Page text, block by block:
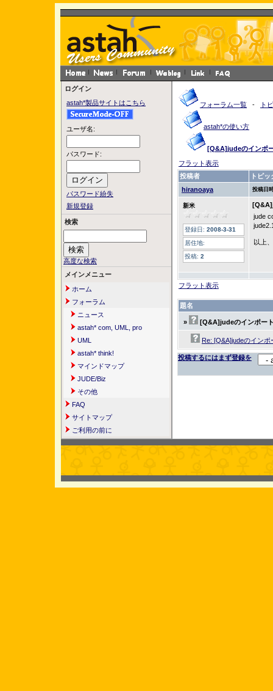
ログイン
astah*製品サイトはこちら
ユーザ名:
パスワード:
パスワード紛失
新規登録
検索
高度な検索
メインメニュー
ホーム
フォーラム
ニュース
astah* com, UML, pro
UML
astah* think!
マインドマップ
JUDE/Biz
その他
FAQ
サイトマップ
ご利用の前に
フォーラム一覧 - ト
astah*の使い方
[Q&A]judeのインポ
フラット表示
投稿者
トピッ
hiranoaya
投稿日
新米
登録日: 2008-3-31
居住地:
投稿: 2
jude
以上
フラット表示
題名
» [Q&A]judeのインポー
Re: [Q&A]judeのイン
投稿するにはまず登録を